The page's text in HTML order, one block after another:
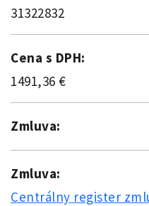
31322832
Cena s DPH:
1491,36 €
Zmluva:
Zmluva:
Centrálny register